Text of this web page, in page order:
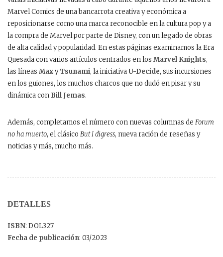
Marvel Comics de una bancarrota creativa y económica a
reposicionarse como una marca reconocible en la cultura pop y a
la compra de Marvel por parte de Disney, con un legado de obras
de alta calidad y popularidad. En estas páginas examinamos la Era
Quesada con varios artículos centrados en los Marvel Knights,
las líneas MaxyTsunami, la iniciativaU-Decide, sus incursiones
en los guiones, los muchos charcos que no dudó en pisar y su
dinámica con Bill Jemas.
Además, completamos el número con nuevas columnas de Forum
no ha muerto, el clásico But I digress, nueva ración de reseñas y
noticias y más, mucho más.
DETALLES
ISBN: DOL327
Fecha de publicación: 03/2023